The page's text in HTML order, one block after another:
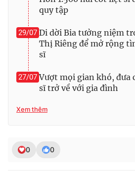
Ðiện thoại Thời báo VTV:
024.66 897
Email:
Liên hệ quảng cáo:024-7300.7108
quy tập
29/07 Di dời Bia tưởng niệm
Thị Riêng để mở rộng
sĩ
27/07 Vượt mọi gian khó, đưa
sĩ trở về với gia đình
Xem thêm
0 0